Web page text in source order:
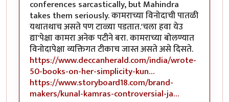
conferences sarcastically, but Mahindra
takes them seriously. कामराच्या विनोदाची पातळी
यथातथाच असते पण टाळ्या पडतात.'चला हवा येउ
द्या'पेक्षा कामरा अनेक पटीने बरा. कामराच्या बोलण्यात
विनोदापेक्षा व्यक्तिगत टीकाच जास्त असते असे दिसते.
https://www.deccanherald.com/india/wrote-
50-books-on-her-simplicity-kun…
https://www.storyboard18.com/brand-
makers/kunal-kamras-controversial-ja…